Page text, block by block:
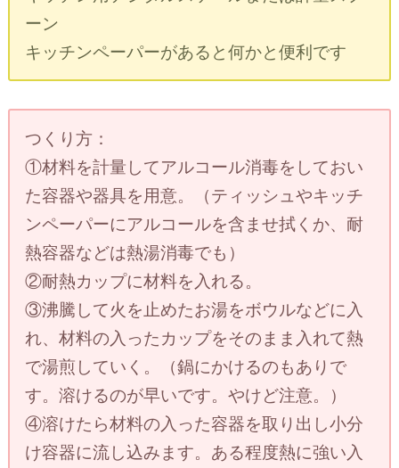
ーン
キッチンペーパーがあると何かと便利です
つくり方：
①材料を計量してアルコール消毒をしておい
た容器や器具を用意。（ティッシュやキッチ
ンペーパーにアルコールを含ませ拭くか、耐
熱容器などは熱湯消毒でも）
②耐熱カップに材料を入れる。
③沸騰して火を止めたお湯をボウルなどに入
れ、材料の入ったカップをそのまま入れて熱
で湯煎していく。（鍋にかけるのもありで
す。溶けるのが早いです。やけど注意。）
④溶けたら材料の入った容器を取り出し小分
け容器に流し込みます。ある程度熱に強い入